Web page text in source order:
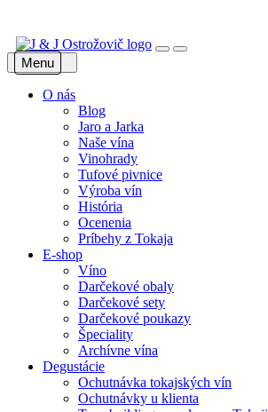
Menu
O nás
Blog
Jaro a Jarka
Naše vína
Vinohrady
Tufové pivnice
Výroba vín
História
Ocenenia
Príbehy z Tokaja
E-shop
Víno
Darčekové obaly
Darčekové sety
Darčekové poukazy
Špeciality
Archívne vína
Degustácie
Ochutnávka tokajských vín
Ochutnávky u klienta